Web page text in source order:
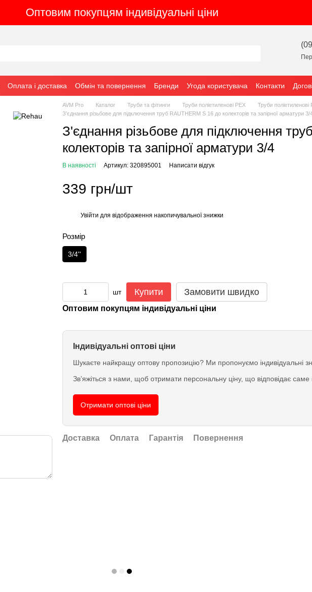
Оптовим покупцям індивідуальні ціни
Оплата і доставка Обмін та повернення Бренди Угода користувача Контакти
AVM Pro Каталог Труби та фітинги Труби поліетиленові PEX
Труби поліетиленові
З'єднання різьбове для підключення труб RAUTHERM S 16 до колекторів та запірної арматури 3/
З'єднання різьбове для підключення
колекторів та запірної арматури 3/4
В наявності Артикул: 320895001 Написати відгук
339 грн/шт
Увійти для відображення накопичувальної знижки
Розмір
3/4''
шт Купити Замовити швидко
Оптовим покупцям індивідуальні ціни
Індивідуальні оптові ціни
Шукаєте найкращу оптову пропозицію? Ми пропонуємо індивідуальні
Зв’яжіться з нами, щоб отримати персональну ціну, що відповідає
Отримати оптові ціни
Доставка Оплата Гарантія Повернення